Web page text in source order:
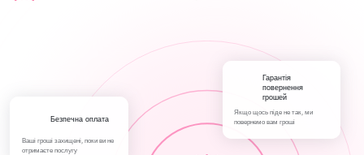
Безпечна оплата
Ваші гроші захищені, поки ви не
отримаєте послугу
Гарантія
повернення
грошей
Якщо щось піде не так, ми
повернемо вам гроші